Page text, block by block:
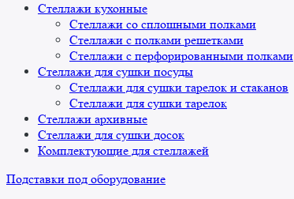
Стеллажи кухонные
Стеллажи со сплошными полками
Стеллажи с полками решетками
Стеллажи с перфорированными полками
Стеллажи для сушки посуды
Стеллажи для сушки тарелок и стаканов
Стеллажи для сушки тарелок
Стеллажи архивные
Стеллажи для сушки досок
Комплектующие для стеллажей
Подставки под оборудование